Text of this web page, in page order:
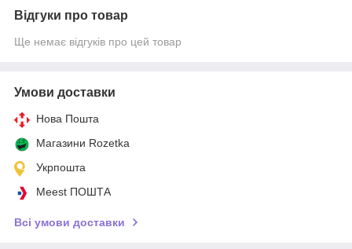
Відгуки про товар
Ще немає відгуків про цей товар
Умови доставки
Нова Пошта
Магазини Rozetka
Укрпошта
Meest ПОШТА
Всі умови доставки